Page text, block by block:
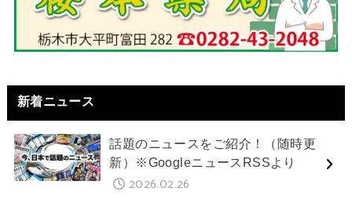
新着ニュース
話題のニュースをご紹介！（随時更
新）※GoogleニュースRSSより
2026.02.26